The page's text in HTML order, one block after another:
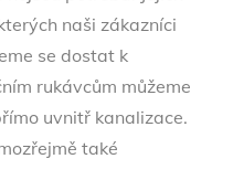
naši zákazníci
se dostat k
rukávcům můžeme
uvnitř kanalizace.
také